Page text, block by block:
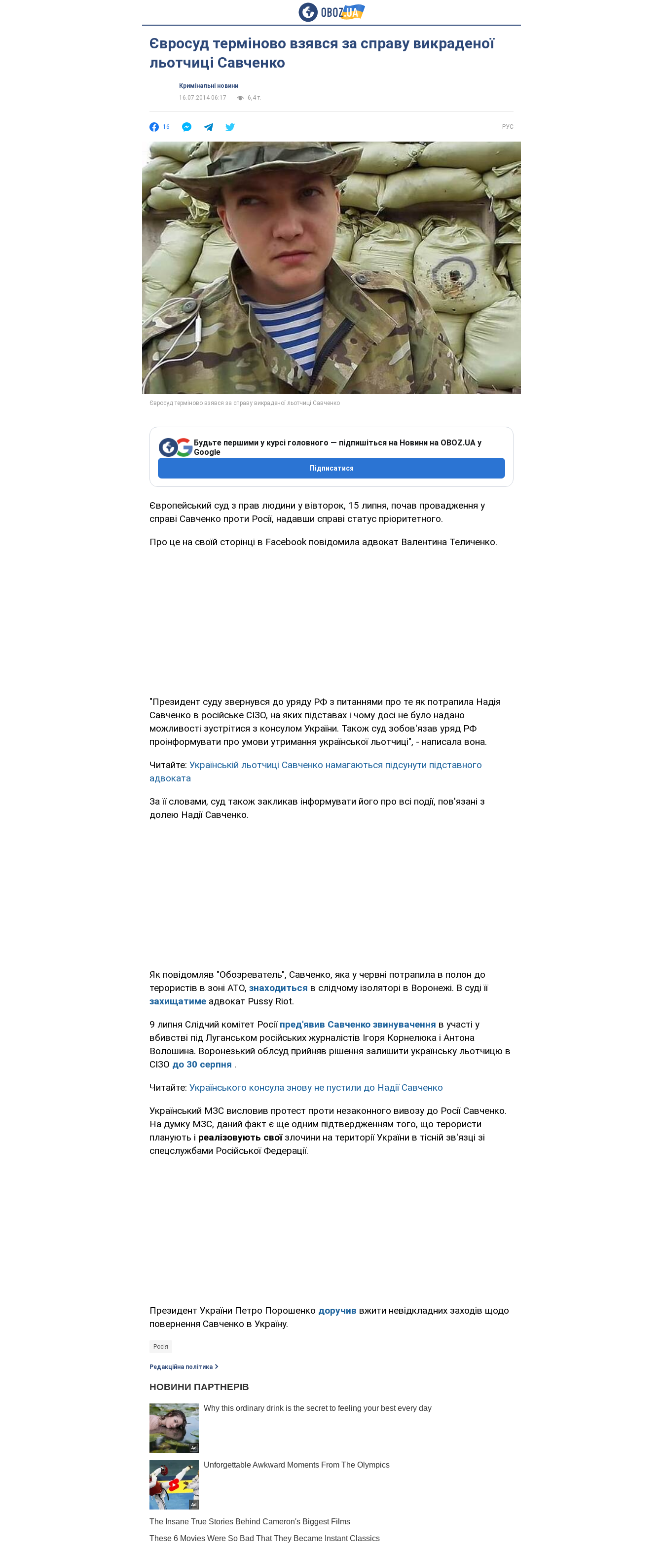
Євросуд терміново взявся за справу викраденої
льотчиці Савченко
Кримінальні новини
16.07.2014 06:17
6,4 т.
16 РУС
Будьте першими у курсі головного — підпишіться на Новини на OBOZ.UA у
Google
Підписатися
Європейський суд з прав людини у вівторок, 15 липня, почав провадження у
справі Савченко проти Росії, надавши справі статус пріоритетного.
Про це на своїй сторінці в Facebook повідомила адвокат Валентина Теличенко.
"Президент суду звернувся до уряду РФ з питаннями про те як потрапила Надія
Савченко в російське СІЗО, на яких підставах і чому досі не було надано
можливості зустрітися з консулом України. Також суд зобов'язав уряд РФ
проінформувати про умови утримання української льотчиці", - написала вона.
Читайте: Українській льотчиці Савченко намагаються підсунути підставного
адвоката
За її словами, суд також закликав інформувати його про всі події, пов'язані з
долею Надії Савченко.
Як повідомляв "Обозреватель", Савченко, яка у червні потрапила в полон до
терористів в зоні АТО, знаходиться в слідчому ізоляторі в Воронежі. В суді її
захищатиме адвокат Pussy Riot.
9 липня Слідчий комітет Росії пред'явив Савченко звинувачення в участі у
вбивстві під Луганськом російських журналістів Ігоря Корнелюка і Антона
Волошина. Воронезький облсуд прийняв рішення залишити українську льотчицю в
СІЗО до 30 серпня .
Читайте: Українського консула знову не пустили до Надії Савченко
Український МЗС висловив протест проти незаконного вивозу до Росії Савченко.
На думку МЗС, даний факт є ще одним підтвердженням того, що терористи
планують і реалізовують своїзлочини на території України в тісній зв'язці зі
спецслужбами Російської Федерації.
Президент України Петро Порошенко доручив вжити невідкладних заходів щодо
повернення Савченко в Україну.
Росія
Редакційна політика